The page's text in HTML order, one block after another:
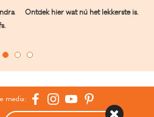
Ontdek hier wat nú het lekkerste is.
media: